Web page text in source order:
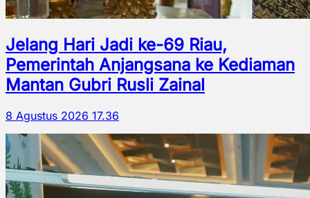
Jelang Hari Jadi ke-69 Riau,
Pemerintah Anjangsana ke Kediaman
Mantan Gubri Rusli Zainal
8 Agustus 2026 17.36